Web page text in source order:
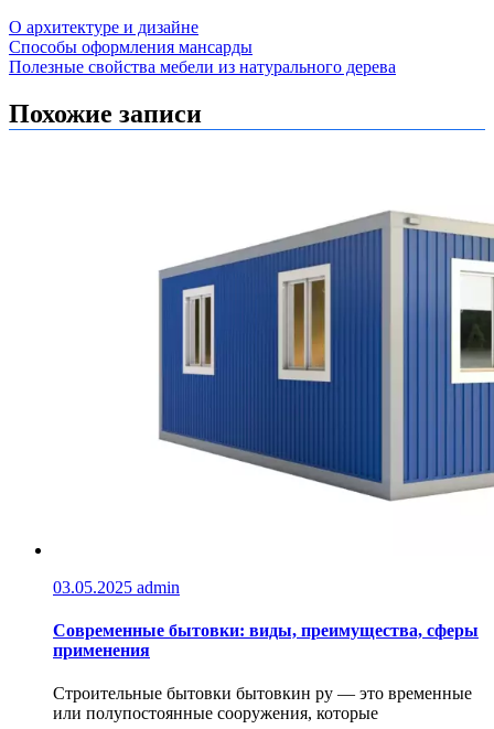
О архитектуре и дизайне
Навигация
по
записям
Способы оформления мансарды
Полезные свойства мебели из натурального дерева
Похожие записи
03.05.2025 admin
Современные бытовки: виды, преимущества, сферы
применения
Строительные бытовки бытовкин ру — это временные
или полупостоянные сооружения, которые